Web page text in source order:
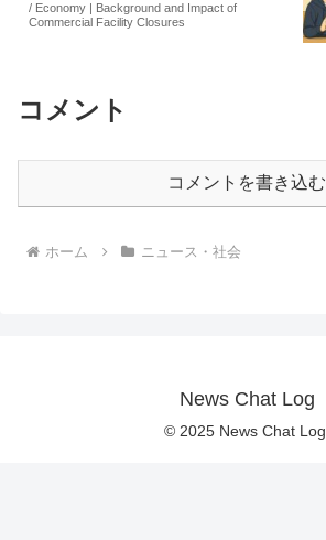
/ Economy | Background and Impact of
Commercial Facility Closures
コメント
コメントを書き込む
ホーム ニュース・社会
News Chat Log
© 2025 News Chat Log.